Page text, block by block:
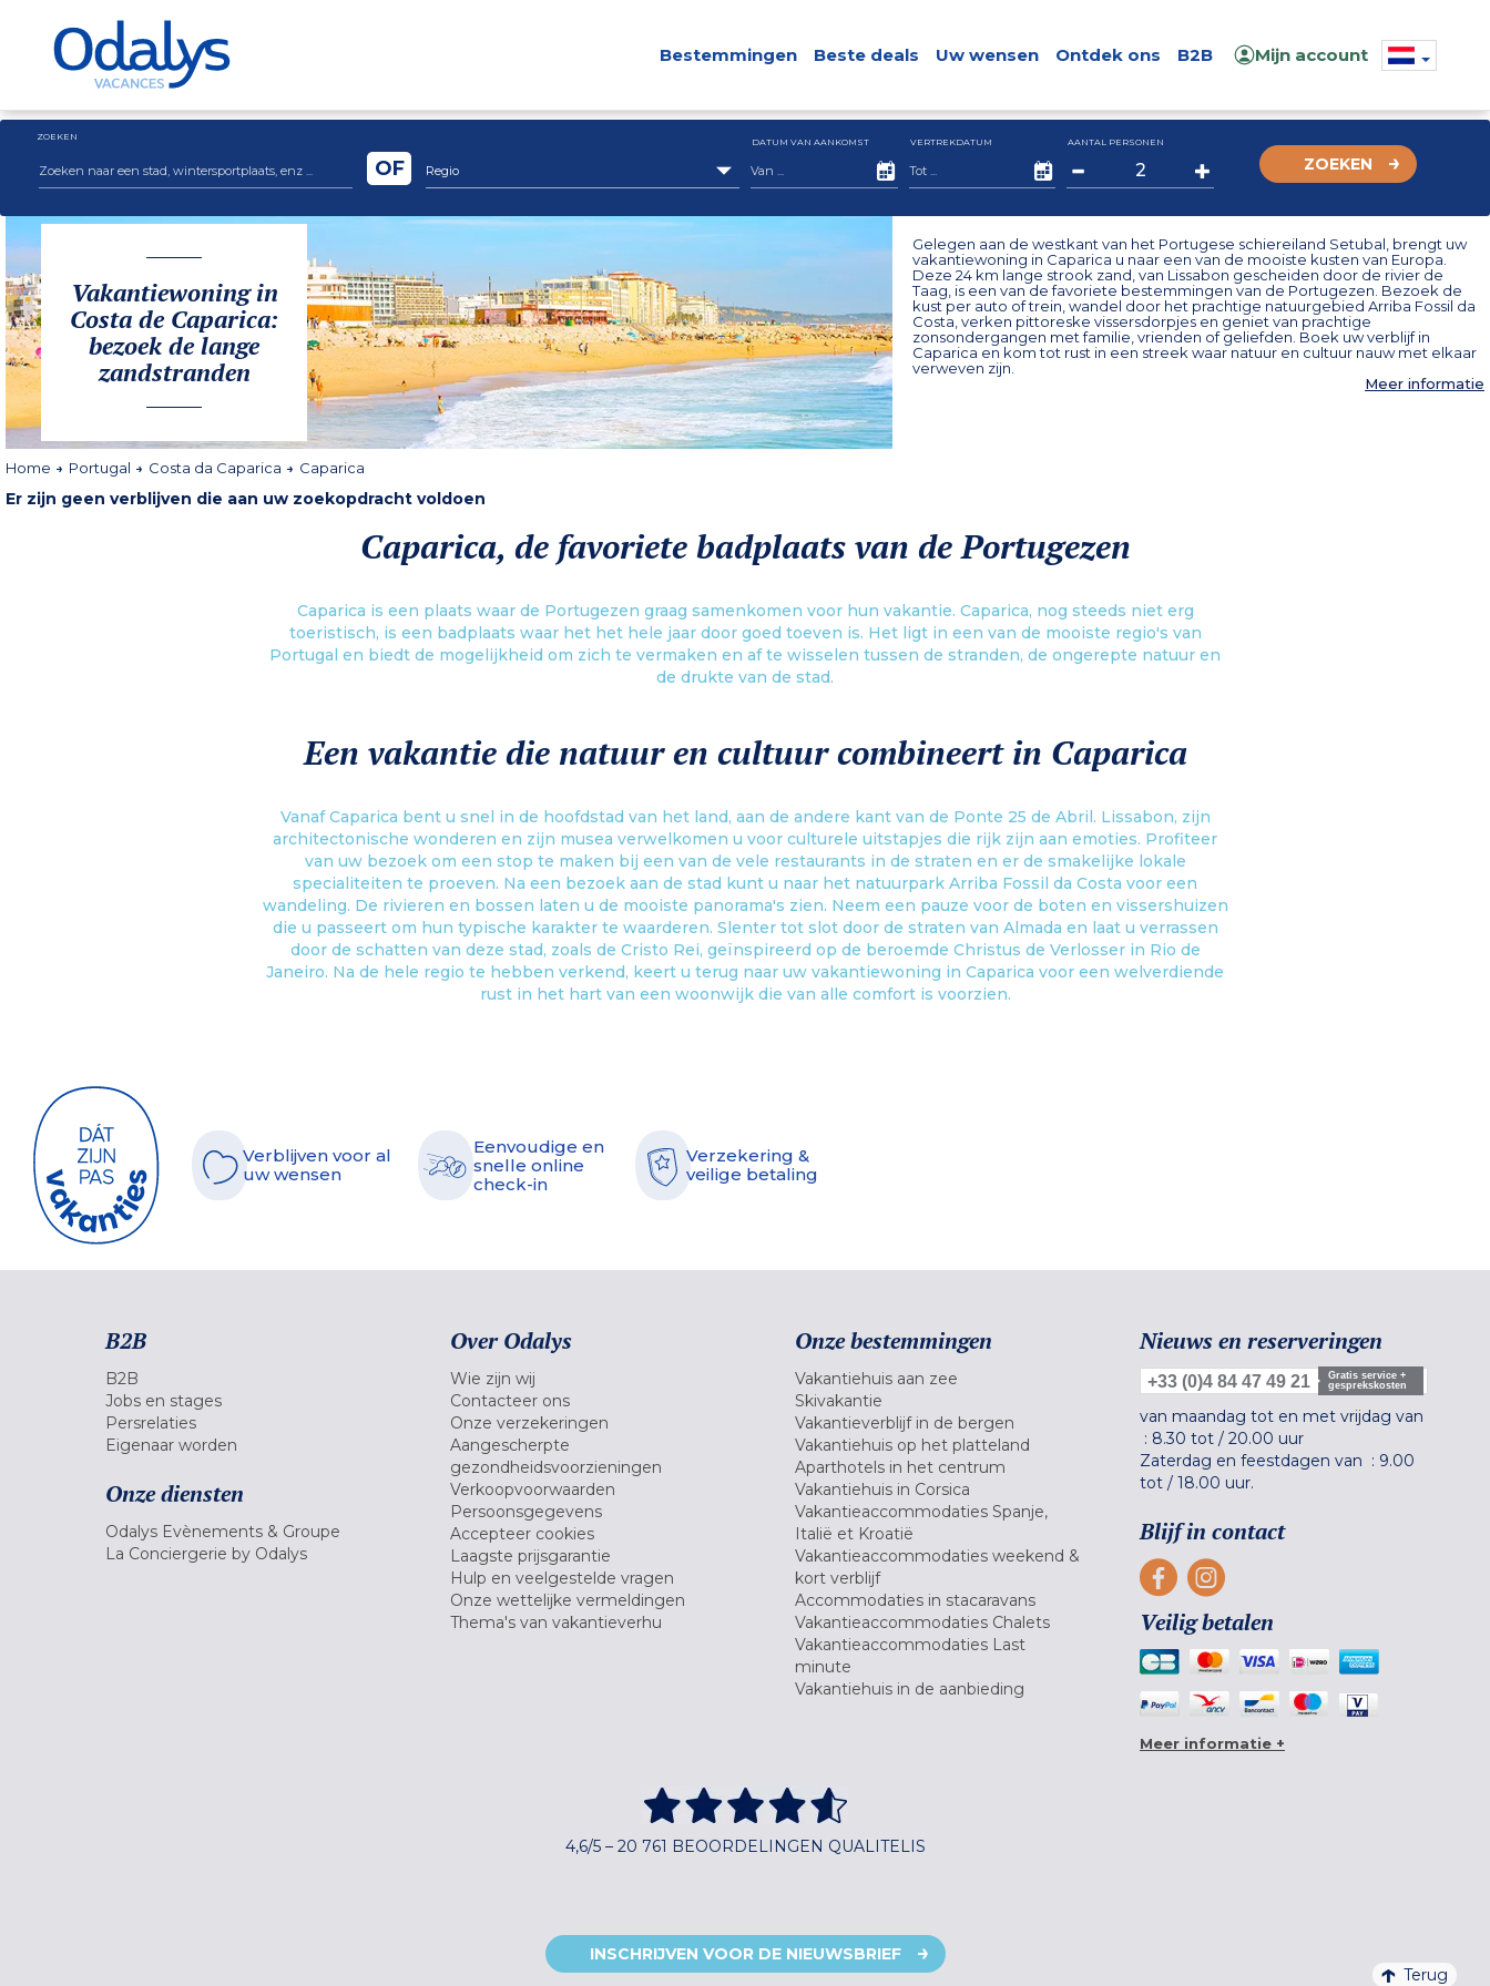
Bestemmingen Beste deals Uw wensen Ontdek ons B2B Mijn account
ZOEKEN
Regio
OF
DATUM VAN AANKOMST VERTREKDATUM AANTAL PERSONEN
ZOEKEN
Vakantiewoning in
Costa de Caparica:
bezoek de lange
zandstranden
Gelegen aan de westkant van het Portugese schiereiland Setubal, brengt uw
vakantiewoning in Caparica u naar een van de mooiste kusten van Europa.
Deze 24 km lange strook zand, van Lissabon gescheiden door de rivier de
Taag, is een van de favoriete bestemmingen van de Portugezen. Bezoek de
kust per auto of trein, wandel door het prachtige natuurgebied Arriba Fossil da
Costa, verken pittoreske vissersdorpjes en geniet van prachtige
zonsondergangen met familie, vrienden of geliefden. Boek uw verblijf in
Caparica en kom tot rust in een streek waar natuur en cultuur nauw met elkaar
verweven zijn.
Meer informatie
Home Portugal Costa da Caparica Caparica
Er zijn geen verblijven die aan uw zoekopdracht voldoen
Caparica, de favoriete badplaats van de Portugezen
Caparica is een plaats waar de Portugezen graag samenkomen voor hun vakantie. Caparica, nog steeds niet erg
toeristisch, is een badplaats waar het het hele jaar door goed toeven is. Het ligt in een van de mooiste regio's van
Portugal en biedt de mogelijkheid om zich te vermaken en af te wisselen tussen de stranden, de ongerepte natuur en
de drukte van de stad.
Een vakantie die natuur en cultuur combineert in Caparica
Vanaf Caparica bent u snel in de hoofdstad van het land, aan de andere kant van de Ponte 25 de Abril. Lissabon, zijn
architectonische wonderen en zijn musea verwelkomen u voor culturele uitstapjes die rijk zijn aan emoties. Profiteer
van uw bezoek om een stop te maken bij een van de vele restaurants in de straten en er de smakelijke lokale
specialiteiten te proeven. Na een bezoek aan de stad kunt u naar het natuurpark Arriba Fossil da Costa voor een
wandeling. De rivieren en bossen laten u de mooiste panorama's zien. Neem een pauze voor de boten en vissershuizen
die u passeert om hun typische karakter te waarderen. Slenter tot slot door de straten van Almada en laat u verrassen
door de schatten van deze stad, zoals de Cristo Rei, geïnspireerd op de beroemde Christus de Verlosser in Rio de
Janeiro. Na de hele regio te hebben verkend, keert u terug naar uw vakantiewoning in Caparica voor een welverdiende
rust in het hart van een woonwijk die van alle comfort is voorzien.
Verblijven voor al
uw wensen
Eenvoudige en
snelle online
check-in
Verzekering &
veilige betaling
B2B
B2B
Jobs en stages
Persrelaties
Eigenaar worden
Onze diensten
Odalys Evènements & Groupe
La Conciergerie by Odalys
Over Odalys
Wie zijn wij
Contacteer ons
Onze verzekeringen
Aangescherpte
gezondheidsvoorzieningen
Verkoopvoorwaarden
Persoonsgegevens
Accepteer cookies
Laagste prijsgarantie
Hulp en veelgestelde vragen
Onze wettelijke vermeldingen
Thema's van vakantieverhu
Onze bestemmingen
Vakantiehuis aan zee
Skivakantie
Vakantieverblijf in de bergen
Vakantiehuis op het platteland
Aparthotels in het centrum
Vakantiehuis in Corsica
Vakantieaccommodaties Spanje,
Italië et Kroatië
Vakantieaccommodaties weekend &
kort verblijf
Accommodaties in stacaravans
Vakantieaccommodaties Chalets
Vakantieaccommodaties Last
minute
Vakantiehuis in de aanbieding
Nieuws en reserveringen
+33 (0)4 84 47 49 21
Gratis service +
gesprekskosten
van maandag tot en met vrijdag van
: 8.30 tot / 20.00 uur
Zaterdag en feestdagen van : 9.00
tot / 18.00 uur.
Blijf in contact
Veilig betalen
Meer informatie +
4,6/5 – 20 761 BEOORDELINGEN QUALITELIS
INSCHRIJVEN VOOR DE NIEUWSBRIEF
Terug